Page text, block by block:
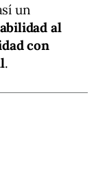
un
al
con
.